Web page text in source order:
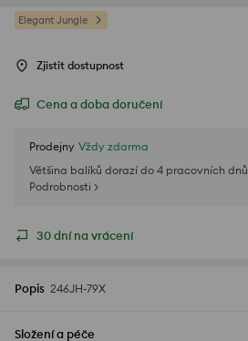
Elegant Jungle
Zjistit dostupnost
Cena a doba doručení
Prodejny Vždy zdarma
Většina balíků dorazí do 4 pracovních dnů
Podrobnosti >
30 dní na vrácení
Popis 246JH-79X
Složení a péče